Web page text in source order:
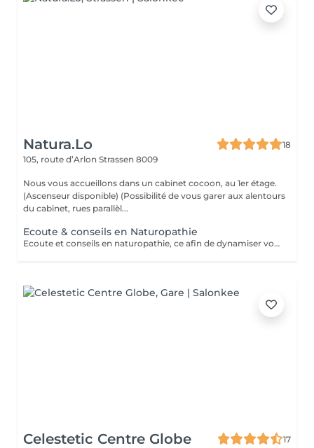
Natura.Lo
18
105, route d’Arlon Strassen 8009
Nous vous accueillons dans un cabinet cocoon, au 1er étage.
(Ascenseur disponible) (Possibilité de vous garer aux alentours
du cabinet, rues parallèl...
Ecoute & conseils en Naturopathie
Ecoute et conseils en naturopathie, ce afin de dynamiser votre retour à la vitalité mentale et corporelle. (Anamnèse de votre mode de vie et de votre quotidien, et mise en place de votre plan "bien-être") Les conseils ou soins en naturopathie ne remplacent en aucun cas un traitement chez votre médecin. Chèque cadeau disponible (Montant de votre choix, celui-ci est à indiquer lors de votre demande) (Temps de séance facultatif)
Celestetic Centre Globe
17